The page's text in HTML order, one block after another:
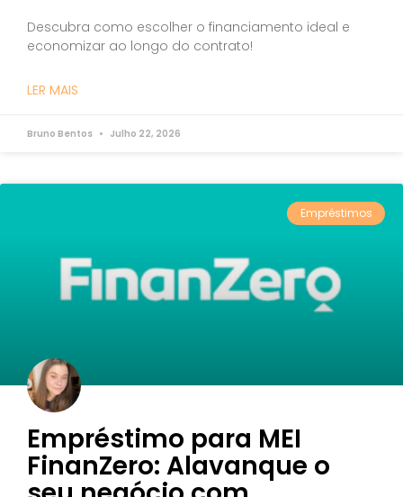
Descubra como escolher o financiamento ideal e
economizar ao longo do contrato!
LER MAIS
Bruno Bentos Julho 22, 2026
Empréstimos
Empréstimo para MEI
FinanZero: Alavanque o